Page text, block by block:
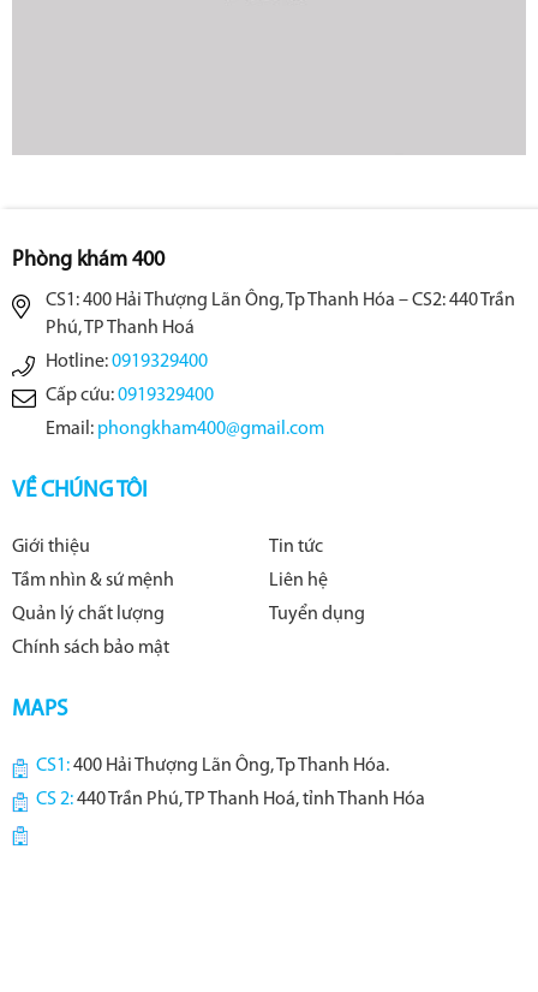
Phòng khám 400
CS1: 400 Hải Thượng Lãn Ông, Tp Thanh Hóa – CS2: 440 Trần
Phú, TP Thanh Hoá
Hotline:0919329400
Cấp cứu:0919329400
Email: phongkham400@gmail.com
VỀ CHÚNG TÔI
Giới thiệu
Tin tức
Tầm nhìn & sứ mệnh
Liên hệ
Quản lý chất lượng
Tuyển dụng
Chính sách bảo mật
MAPS
CS1:400 Hải Thượng Lãn Ông, Tp Thanh Hóa.
CS 2:440 Trần Phú, TP Thanh Hoá, tỉnh Thanh Hóa